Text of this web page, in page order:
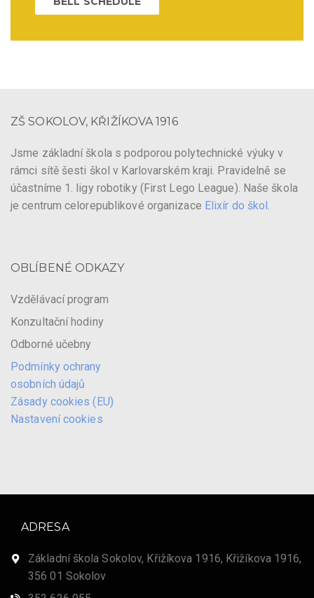
ZŠ SOKOLOV, KŘIŽÍKOVA 1916
Jsme základní škola s podporou polytechnické výuky v
rámci sítě šesti škol v Karlovarském kraji. Pravidelně se
účastníme 1. ligy robotiky (First Lego League). Naše škola
je centrum celorepublikové organizace Elixír do škol.
OBLÍBENÉ ODKAZY
Vzdělávací program
Konzultační hodiny
Odborné učebny
Podmínky ochrany
osobních údajů
Zásady cookies (EU)
Nastavení cookies
ADRESA
Základní škola Sokolov, Křižíkova 1916, Křižíkova 1916,
356 01 Sokolov